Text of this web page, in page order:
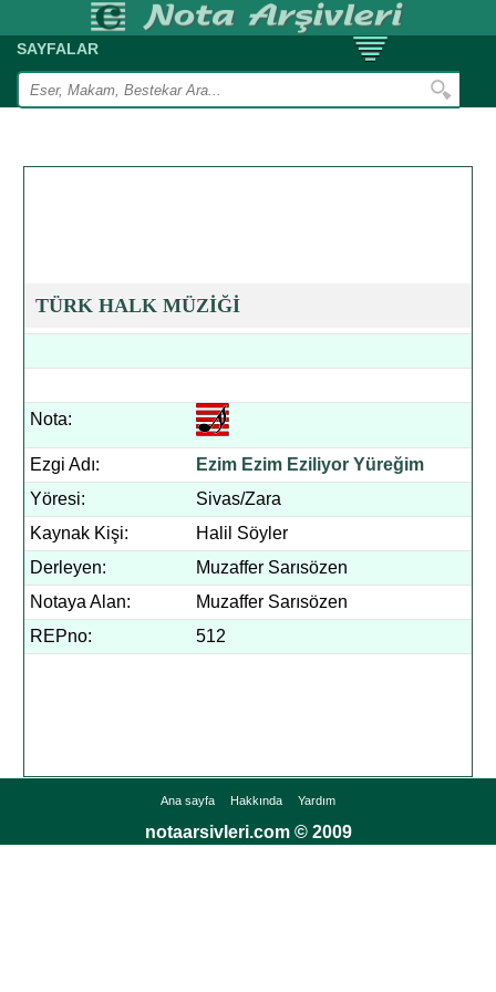
SAYFALAR
TÜRK HALK MÜZİĞİ
Nota:
Ezgi Adı:
Ezim Ezim Eziliyor Yüreğim
Yöresi:
Sivas/Zara
Kaynak Kişi:
Halil Söyler
Derleyen:
Muzaffer Sarısözen
Notaya Alan:
Muzaffer Sarısözen
REPno:
512
Ana sayfa Hakkında Yardım
notaarsivleri.com © 2009